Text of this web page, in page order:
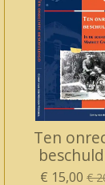
Ten
€ 15,00 €